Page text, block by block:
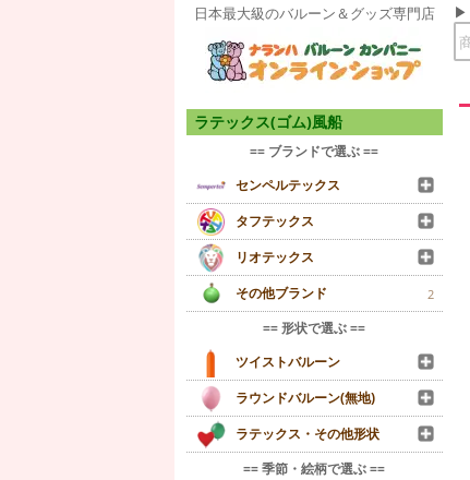
日本最大級のバルーン＆グッズ専門店
ラテックス(ゴム)風船
== ブランドで選ぶ ==
センペルテックス
タフテックス
リオテックス
その他ブランド
2
== 形状で選ぶ ==
ツイストバルーン
ラウンドバルーン(無地)
ラテックス・その他形状
== 季節・絵柄で選ぶ ==